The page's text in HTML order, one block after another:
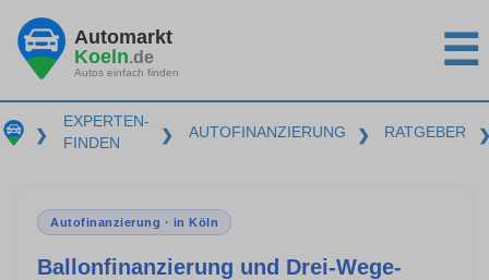
Automarkt
Koeln.de
Autos einfach finden ☰
❯
EXPERTEN-
FINDEN
❯ AUTOFINANZIERUNG ❯ RATGEBER
Autofinanzierung · in Köln
Ballonfinanzierung und Drei-Wege-